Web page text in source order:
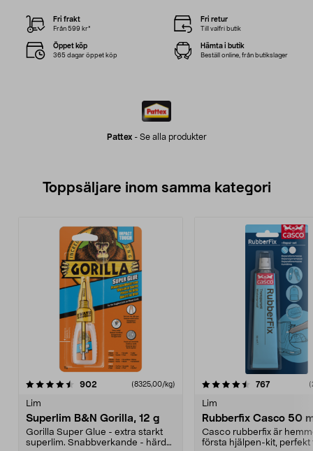
Pattex- Se alla produkter
Fri frakt
Från 599 kr*
Fri retur
Till valfri butik
Öppet köp
365 dagar öppet köp
Hämta i butik
Beställ online, från butikslager
Toppsäljare inom samma kategori
902 recensioner(8325,00/kg)
Lim
Superlim B&N Gorilla, 12 g
Gorilla Super Glue - extra starkt
superlim. Snabbverkande - härdar
4.5 av 5 stjärnor 767
Lim
Rubberfix Casco 50
Casco rubberfix är
första hjälpen-kit, perfekt
4.5 av 5 stjärnor